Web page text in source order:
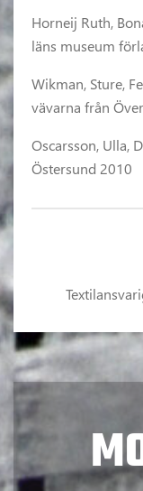
Horneij Ruth,
läns museum
Wikman, Sture,
vävarna från
Oscarsson, Ulla,
Östersund 2010